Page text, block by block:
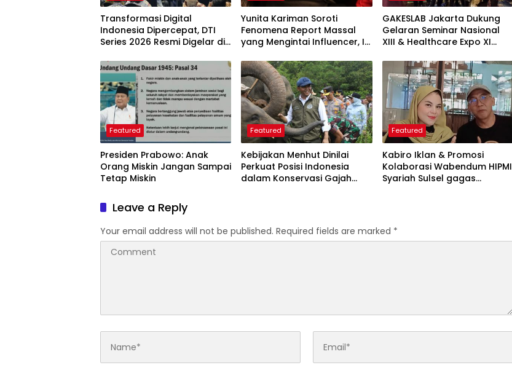
Transformasi Digital
Indonesia Dipercepat, DTI
Series 2026 Resmi Digelar di
Yunita Kariman Soroti
Fenomena Report Massal
yang Mengintai Influencer, Ini
Perlu Diketahui
GAKESLAB Jakarta Dukung
Gelaran Seminar Nasional
XIII & Healthcare Expo XI
Featured
Presiden Prabowo: Anak
Orang Miskin Jangan Sampai
Tetap Miskin
Featured
Kebijakan Menhut Dinilai
Perkuat Posisi Indonesia
dalam Konservasi Gajah
Featured
Kabiro Iklan & Promosi
Kolaborasi Wabendum HIPMI
Syariah Sulsel gagas
Leave a Reply
Your email address will not be published. Required fields are marked *